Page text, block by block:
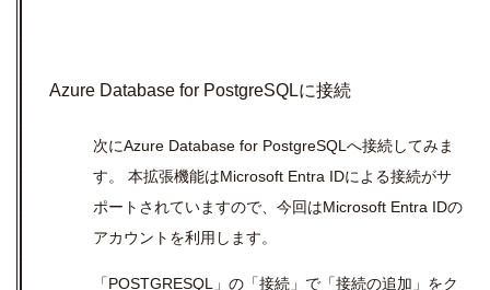
Azure Database for PostgreSQLに接続
次にAzure Database for PostgreSQLへ接続してみま
す。 本拡張機能はMicrosoft Entra IDによる接続がサ
ポートされていますので、今回はMicrosoft Entra IDの
アカウントを利用します。
「POSTGRESQL 」の「接続 」で「接続の追加」をク